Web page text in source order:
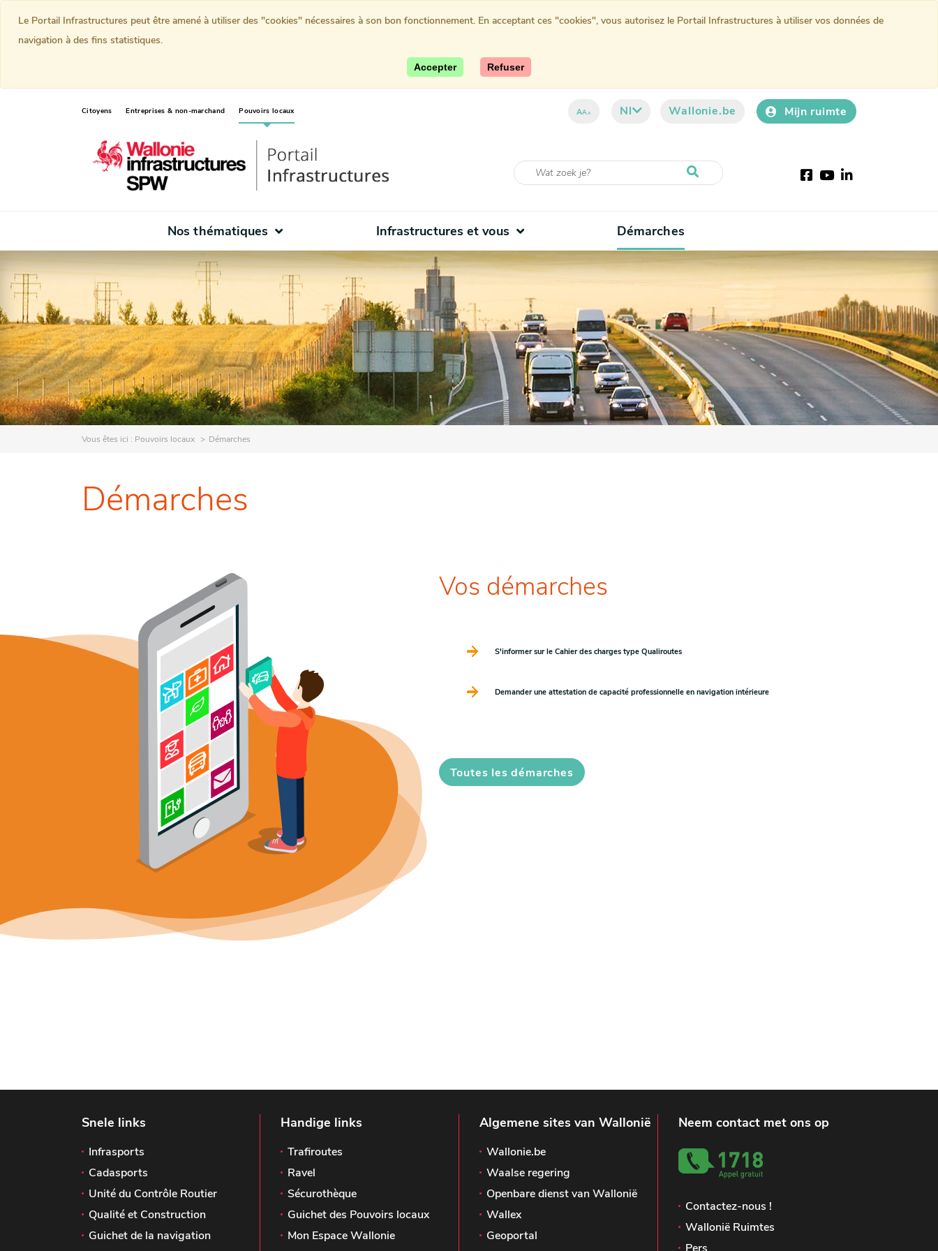
Citoyens Entreprises & non-marchand Pouvoirs locaux(current) AAA Nl Wallonie.be Mijn ruimte
Facebook
YouTube
LinkedIn
Nos thématiques Infrastructures et vous Démarches
(current)
Vous êtes ici : Pouvoirs locaux Démarches
Démarches
Vos démarches
S'informer sur le Cahier des charges type Qualiroutes
Demander une attestation de capacité professionnelle en navigation intérieure
Toutes les démarches
Snele links
Infrasports
Cadasports
Unité du Contrôle Routier
Qualité et Construction
Guichet de la navigation
Handige links
Trafiroutes
Ravel
Sécurothèque
Guichet des Pouvoirs locaux
Mon Espace Wallonie
Algemene sites van Wallonië
Wallonie.be
Waalse regering
Openbare dienst van Wallonië
Wallex
Geoportal
Neem contact met ons op
Contactez-nous !
Wallonië Ruimtes
Le Portail Infrastructures peut être amené à utiliser des "cookies" nécessaires à son bon fonctionnement. En acceptant ces "cookies", vous autorisez le Portail Infrastructures à utiliser vos données de
navigation à des fins statistiques.
Accepter Refuser